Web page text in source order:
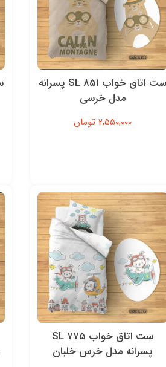
ست اتاق خواب SL 851 پسرانه
مدل خرسی
2,550,000 تومان
ست اتاق خواب SL 775
پسرانه مدل خرس خلبان